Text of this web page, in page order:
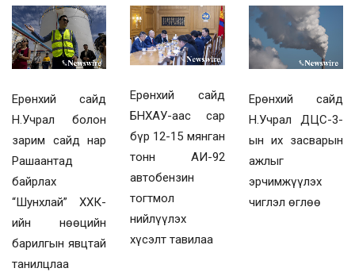
Ерөнхий сайд
Н.Учрал болон
зарим сайд нар
Рашаантад
байрлах
“Шунхлай” ХХК-
ийн нөөцийн
барилгын явцтай
танилцлаа
Ерөнхий сайд
БНХАУ-аас сар
бүр 12-15 мянган
тонн АИ-92
автобензин
тогтмол
нийлүүлэх
хүсэлт тавилаа
Ерөнхий сайд
Н.Учрал ДЦС-3-
ын их засварын
ажлыг
эрчимжүүлэх
чиглэл өглөө